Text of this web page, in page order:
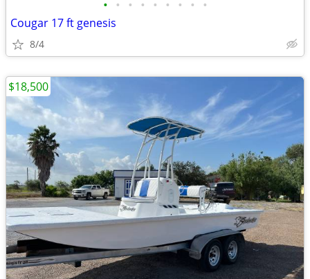
• • • • • • • • •
Cougar 17 ft genesis
8/4
$18,500